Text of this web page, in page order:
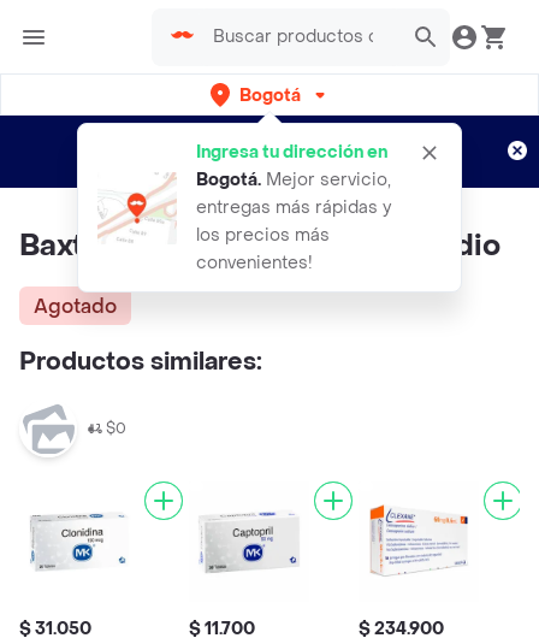
Bogotá
Ingresa tu dirección en
Bogotá. Mejor servicio,
entregas más rápidas y
los precios más
convenientes!
envíos gratis por semanas
Aplican TyC
Baxter Dextrosa Cloruro De Sodio
Agotado
Productos similares:
$0
$ 31.050
$ 11.700
$ 234.900